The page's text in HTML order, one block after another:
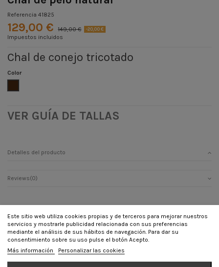
Referencia 41825
129,00 € 149,00 € -20,00 €
Impuestos incluidos
Chal de conejo tricotado
Color
Marrón
VER GUÍA DE TALLAS
Detalles del producto
Reviews(0)
INFORMACIÓN
CONTÁCTANOS
Este sitio web utiliza cookies propias y de terceros para mejorar nuestros
servicios y mostrarle publicidad relacionada con sus preferencias
mediante el análisis de sus hábitos de navegación. Para dar su
consentimiento sobre su uso pulse el botón Acepto.
Más información
Personalizar las cookies